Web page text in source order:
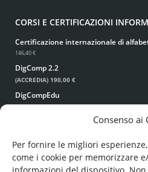
Consenso ai
Per fornire le migliori
come i cookie per memorizzare
CORSI E CERTIFICAZIONI
Certificazione internazionale di
146,40 €
DigComp 2.2
(ACCREDIA) 190,00 €
DigCompEdu
(ACCREDIA)190,00 €